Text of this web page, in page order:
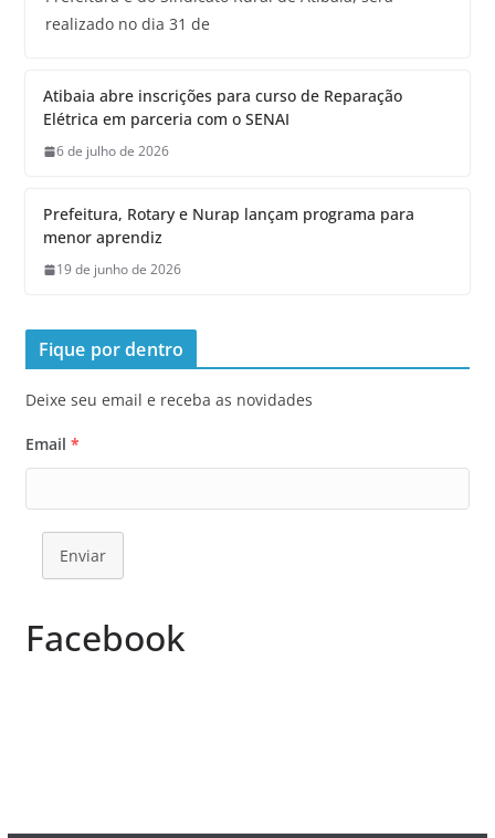
realizado no dia 31 de
Atibaia abre inscrições para curso de Reparação
Elétrica em parceria com o SENAI
6 de julho de 2026
Prefeitura, Rotary e Nurap lançam programa para
menor aprendiz
19 de junho de 2026
Fique por dentro
Deixe seu email e receba as novidades
Email *
Enviar
Facebook